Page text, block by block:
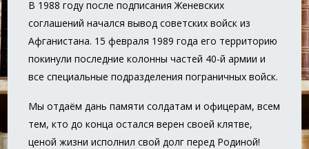
В 1988 году после подписания Женевских
соглашений начался вывод советских войск из
Афганистана. 15 февраля 1989 года его территорию
покинули последние колонны частей 40-й армии и
все специальные подразделения пограничных войск.
Мы отдаём дань памяти солдатам и офицерам, всем
тем, кто до конца остался верен своей клятве,
ценой жизни исполнил свой долг перед Родиной!